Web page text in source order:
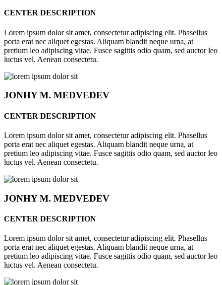
CENTER DESCRIPTION
Lorem ipsum dolor sit amet, consectetur adipiscing elit. Phasellus
porta erat nec aliquet egestas. Aliquam blandit neque urna, at
pretium leo adipiscing vitae. Fusce sagittis odio quam, sed auctor leo
luctus vel. Aenean consectetu.
JONHYM. MEDVEDEV
CENTER DESCRIPTION
Lorem ipsum dolor sit amet, consectetur adipiscing elit. Phasellus
porta erat nec aliquet egestas. Aliquam blandit neque urna, at
pretium leo adipiscing vitae. Fusce sagittis odio quam, sed auctor leo
luctus vel. Aenean consectetu.
JONHYM. MEDVEDEV
CENTER DESCRIPTION
Lorem ipsum dolor sit amet, consectetur adipiscing elit. Phasellus
porta erat nec aliquet egestas. Aliquam blandit neque urna, at
pretium leo adipiscing vitae. Fusce sagittis odio quam, sed auctor leo
luctus vel. Aenean consectetu.